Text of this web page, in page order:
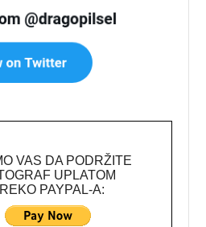
VAS DA PODRŽITE
UPLATOM
PAYPAL-A: